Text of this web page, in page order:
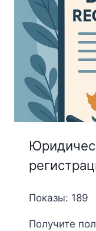
Показы: 189
Получите